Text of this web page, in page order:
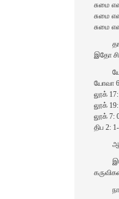
சுமை
சுமை
சுமை
இதோ
யோவா
லூக்
லூக்
லூக் 7:
திப 2: